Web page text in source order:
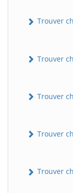
Trouver
Trouver
Trouver
Trouver
Trouver